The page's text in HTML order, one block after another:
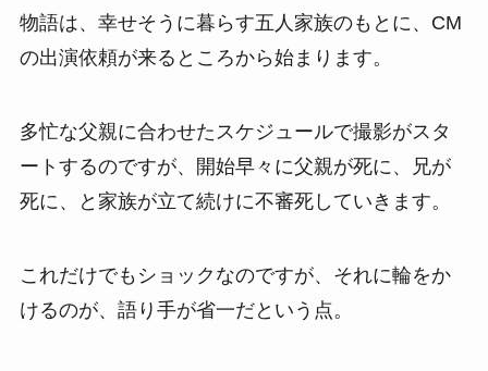
物語は、幸せそうに暮らす五人家族のもとに、CM
の出演依頼が来るところから始まります。
多忙な父親に合わせたスケジュールで撮影がスタ
ートするのですが、開始早々に父親が死に、兄が
死に、と家族が立て続けに不審死していきます。
これだけでもショックなのですが、それに輪をか
けるのが、語り手が省一だという点。